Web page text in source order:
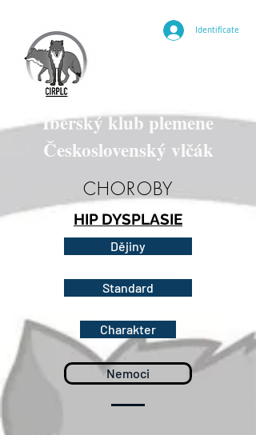
Identifícate
Iberský klub plemene
Československý vlčák
CHOROBY
HIP DYSPLASIE
Dějiny
Standard
Charakter
Nemoci